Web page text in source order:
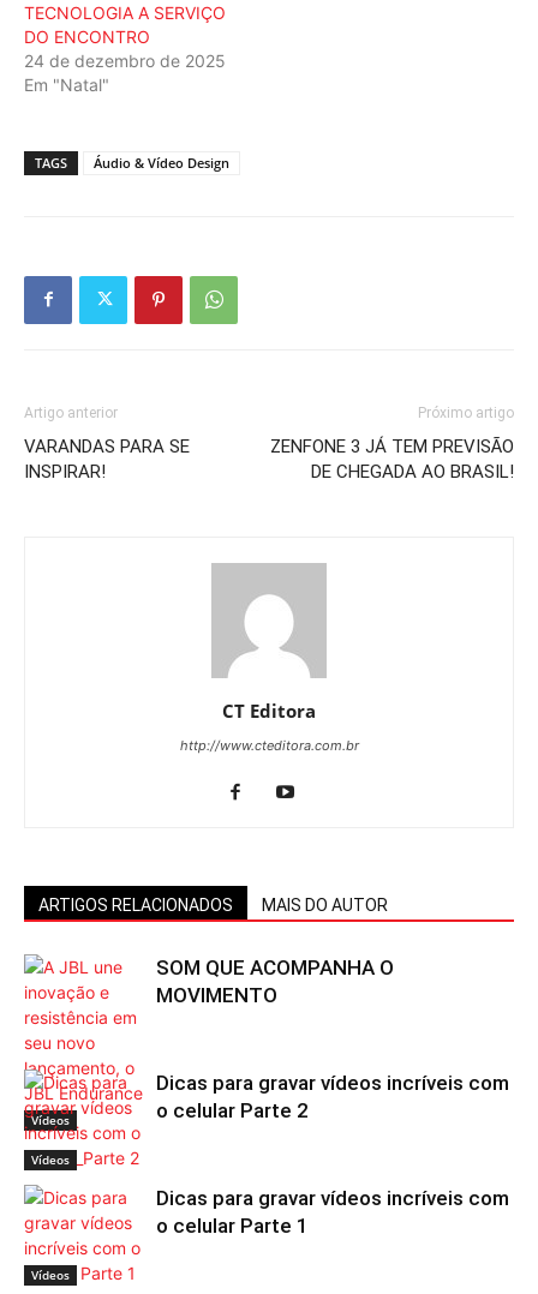
TECNOLOGIA A SERVIÇO
DO ENCONTRO
24 de dezembro de 2025
Em "Natal"
TAGS Áudio & Vídeo Design
Artigo anterior
VARANDAS PARA SE
INSPIRAR!
Próximo artigo
ZENFONE 3 JÁ TEM PREVISÃO
DE CHEGADA AO BRASIL!
CT Editora
http://www.cteditora.com.br
ARTIGOS RELACIONADOS MAIS DO AUTOR
Vídeos
SOM QUE ACOMPANHA O
MOVIMENTO
Vídeos
Dicas para gravar vídeos incríveis com
o celular Parte 2
Vídeos
Dicas para gravar vídeos incríveis com
o celular Parte 1